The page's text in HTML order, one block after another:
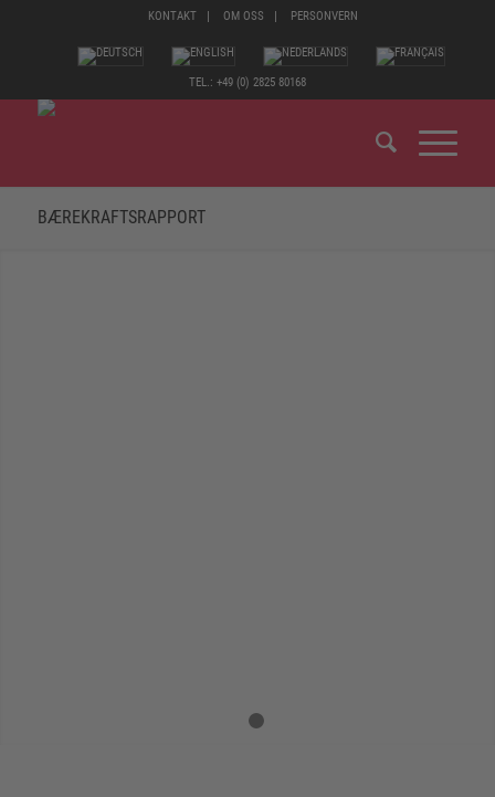
KONTAKT OM OSS PERSONVERN
TEL.: +49 (0) 2825 80168
BÆREKRAFTSRAPPORT